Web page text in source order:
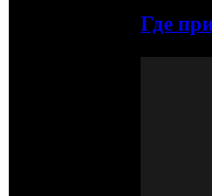
Где